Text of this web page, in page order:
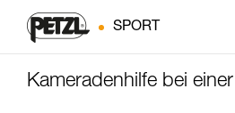
SPORT
Kameradenhilfe bei